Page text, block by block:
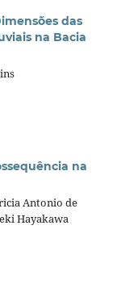
das
na Bacia
na
Antonio de
Hayakawa